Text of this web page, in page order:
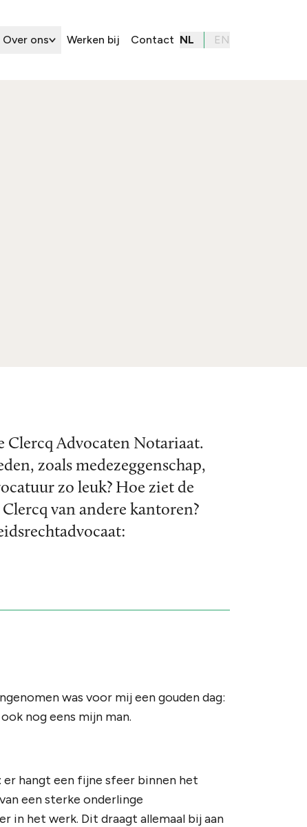
Over ons Werken bij Contact NL EN
Clercq Advocaten Notariaat.
zoals medezeggenschap,
zo leuk? Hoe ziet de
van andere kantoren?
was voor mij een gouden dag:
nog eens mijn man.
hangt een fijne sfeer binnen het
een sterke onderlinge
in het werk. Dit draagt allemaal bij aan